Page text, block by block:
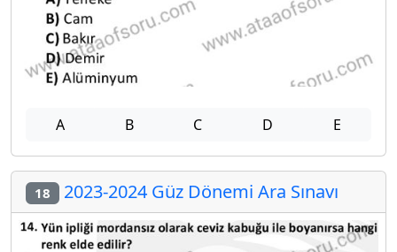
A B C D E
18 2023-2024 Güz Dönemi Ara Sınavı